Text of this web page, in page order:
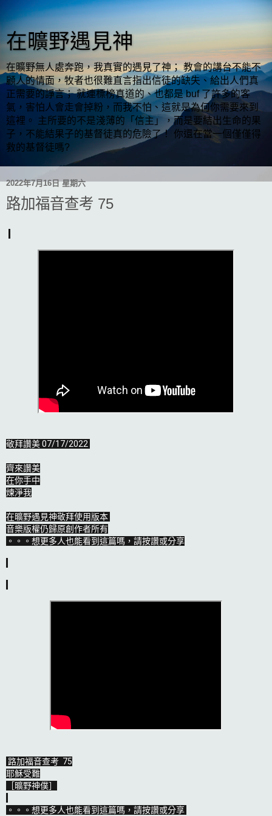
在曠野遇見神
在曠野無人處奔跑，我真實的遇見了神； 教會的講台不能不
顧人的情面，牧者也很難直言指出信徒的缺失、給出人們真
正需要的諍言； 就連標榜真道的、也都是 buf 了許多的客
氣，害怕人會走會掉粉，而我不怕、這就是為何你需要來到
這裡。 主所要的不是淺薄的「信主」，而是要結出生命的果
子，不能結果子的基督徒真的危險了！ 你還在當一個僅僅得
救的基督徒嗎?
2022年7月16日 星期六
路加福音查考 75
敬拜讚美 07/17/2022
齊來讚美
在你手中
煉淨我
在曠野遇見神敬拜使用版本
音樂版權仍歸原創作者所有
。。。想更多人也能看到這篇嗎，請按讚或分享
路加福音查考  75
耶穌受難
［曠野神僕］
。。。想更多人也能看到這篇嗎，請按讚或分享